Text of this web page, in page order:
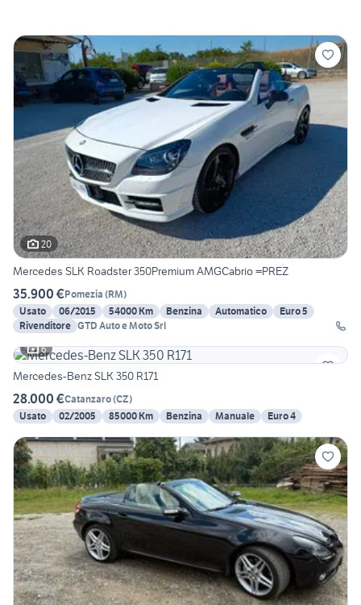
20
Mercedes SLK Roadster 350Premium AMGCabrio =PREZ
35.900 €Pomezia (RM)
Usato
06/2015 54000 Km Benzina Automatico
Euro 5
Rivenditore GTD Auto e Moto Srl
6
Mercedes-Benz SLK 350 R171
28.000 €Catanzaro(CZ)
Usato
02/2005 85000 Km Benzina Manuale Euro 4